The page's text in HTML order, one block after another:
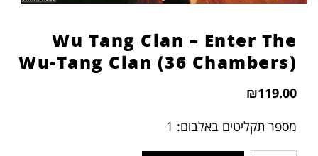
Wu Tang Clan – Enter The
Wu-Tang Clan (36 Chambers)
₪119.00
מספר תקליטים באלבום: 1